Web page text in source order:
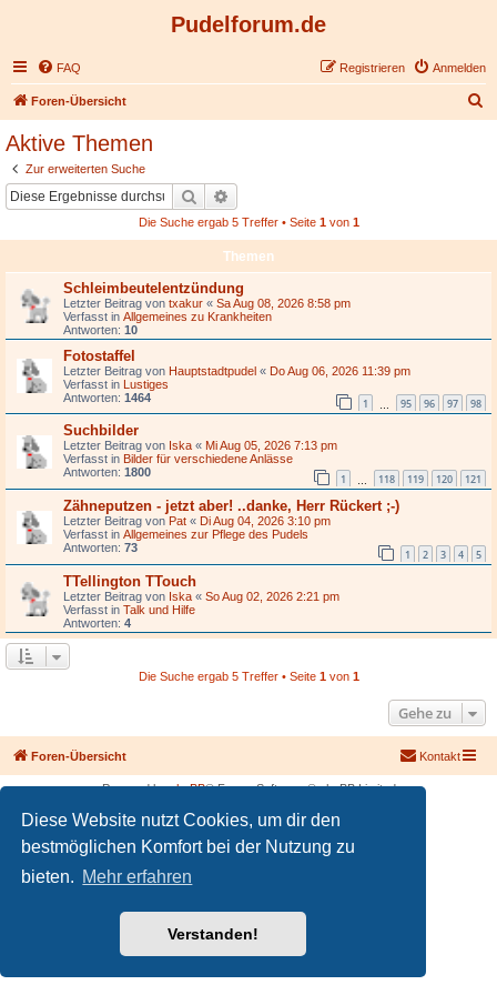
Diese Website nutzt Cookies, um dir den
bestmöglichen Komfort bei der Nutzung zu
bieten. Mehr erfahren
Verstanden!
Pudelforum.de
FAQ Anmelden
Registrieren
Foren-Übersicht
Aktive Themen
Zur erweiterten Suche
Suche
Die Suche ergab 5 Treffer • Seite 1von 1
Themen
Schleimbeutelentzündung
Letzter Beitrag von txakur « Sa Aug 08, 2026 8:58 pm
Verfasst in Allgemeines zu Krankheiten
Antworten: 10
Fotostaffel
Letzter Beitrag von Hauptstadtpudel « Do Aug 06, 2026 11:39 pm
Verfasst in Lustiges
Antworten: 1464 1 95 96 97 98
Suchbilder
Letzter Beitrag von Iska « Mi Aug 05, 2026 7:13 pm
Verfasst in Bilder für verschiedene Anlässe
Antworten: 1800 1 118 119 120 121
Zähneputzen - jetzt aber! ..danke, Herr Rückert ;-)
Letzter Beitrag von Pat « Di Aug 04, 2026 3:10 pm
Verfasst in Allgemeines zur Pflege des Pudels
Antworten: 73 1 2 3 4 5
TTellington TTouch
Letzter Beitrag von Iska « So Aug 02, 2026 2:21 pm
Verfasst in Talk und Hilfe
Antworten: 4
Die Suche ergab 5 Treffer • Seite 1von 1
Gehe zu
Foren-Übersicht Kontakt
Powered byphpBB® Forum Software © phpBB Limited
Deutsche Übersetzung durch
phpBB.de
|